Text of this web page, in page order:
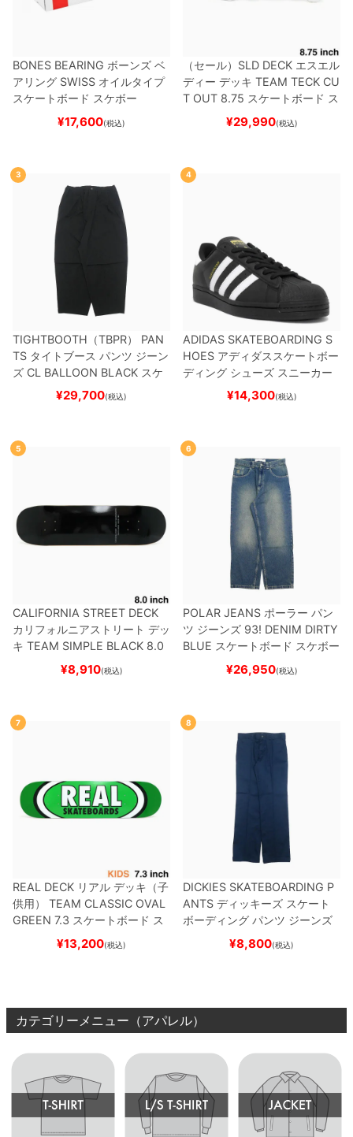
BONES BEARING ボーンズ ベ
アリング SWISS オイルタイプ
スケートボード スケボー
¥17,600(税込)
（セール） SLD DECK エスエル
ディー デッキ TEAM TECK CU
T OUT 8.75 スケートボード ス
¥29,990(税込)
3
TIGHTBOOTH（TBPR） PAN
TS タイトブース パンツ ジーン
ズ CL BALLOON BLACK スケ
ートボード スケボー
¥29,700(税込)
4
ADIDAS SKATEBOARDING S
HOES アディダススケートボー
ディング シューズ スニーカー
スーパースターSUPERSTAR A
BLACK/WHITE/WHITE
ー
¥14,300(税込)
5
CALIFORNIA STREET DECK
カリフォルニアストリート デッ
キ TEAM SIMPLE BLACK 8.0
ブランク（BBS / GENERATO
スケートボード スケボー
¥8,910(税込)
6
POLAR JEANS ポーラー パン
ツ ジーンズ 93! DENIM DIRTY
BLUE スケートボード スケボー
¥26,950(税込)
7
REAL DECK リアル デッキ（子
供用）
TEAM CLASSIC OVAL
GREEN 7.3 スケートボード ス
¥13,200(税込)
8
DICKIES SKATEBOARDING P
ANTS ディッキーズ スケート
ボーディング パンツ ジーンズ
SLIM FIT 30 LENGTH
スケートボード スケボ
¥8,800(税込)
カテゴリーメニュー（アパレル）